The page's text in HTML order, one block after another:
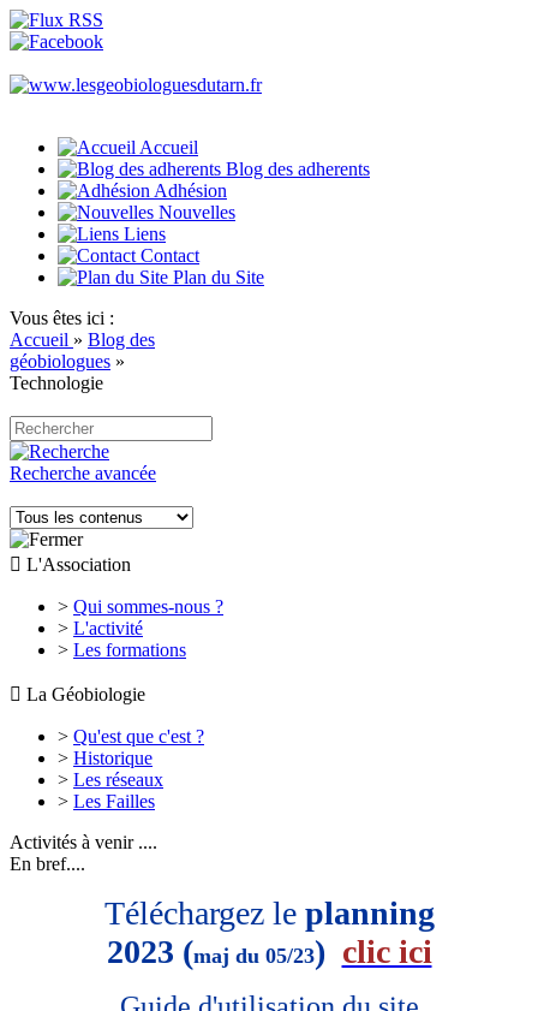
Accueil
Blog des adherents
Adhésion
Nouvelles
Liens
Contact
Plan du Site
Vous êtes ici :
Accueil » Blog des
géobiologues »
Technologie
Recherche avancée
 L'Association
> Qui sommes-nous ?
> L'activité
> Les formations
 La Géobiologie
> Qu'est que c'est ?
> Historique
> Les réseaux
> Les Failles
Activités à venir ....
En bref....
Téléchargez le planning
2023 (maj du 05/23) clic ici